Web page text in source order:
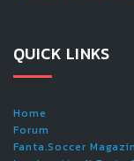
QUICK LINKS
Home
Forum
Fanta.Soccer